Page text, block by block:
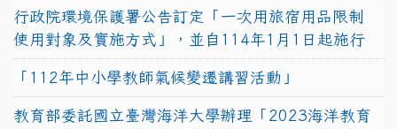
行政院環境保護署公告訂定「一次用旅宿用品限制
使用對象及實施方式」，並自114年1月1日起施行
「112年中小學教師氣候變遷講習活動」
教育部委託國立臺灣海洋大學辦理「2023海洋教育